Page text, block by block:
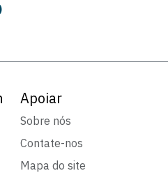
Apoiar
Sobre nós
Contate-nos
Mapa do site